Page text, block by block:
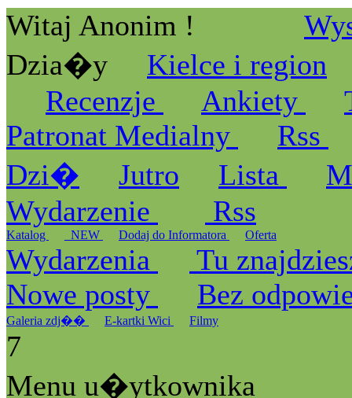
Witaj Anonim !
Dzia�y
Kielce i region
Recenzje
Ankiety
Patronat Medialny
Rss
Dzi�
Jutro Lista
Wydarzenie
Rss
Katalog _NEW Dodaj do Informatora Oferta
Wydarzenia
Tu
Nowe posty
Bez
Galeria zdj�� E-kartki Wici Filmy
7
Menu u�ytkownika